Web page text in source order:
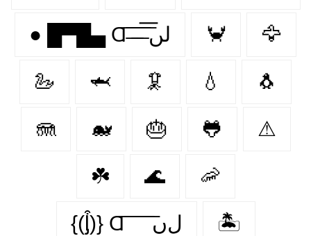
● █▀█▄ Ɑ͞ ̶͞ ̶͞ ̶͞ لں͞ 🦀 🦅
🦢 🦈 🦑 💧 🐧
🪼 🐋 🎂 🐸 ⚠
☘️ 🌊 🦐
{(ᶅ͒)} Ɑ͞ ͞ ͞ ͞ ͞ ﻝﮞ 🏝️